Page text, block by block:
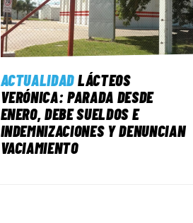
ACTUALIDADLÁCTEOS
VERÓNICA: PARADA DESDE
ENERO, DEBE SUELDOS E
INDEMNIZACIONES Y DENUNCIAN
VACIAMIENTO